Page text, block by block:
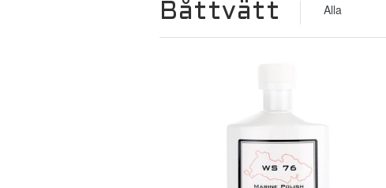
Båttvätt Alla